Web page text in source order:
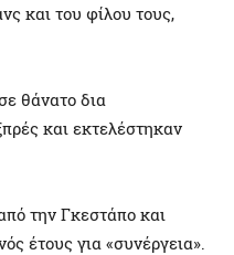
και του φίλου τους,
θάνατο δια
και εκτελέστηκαν
την Γκεστάπο και
έτους για «συνέργεια».